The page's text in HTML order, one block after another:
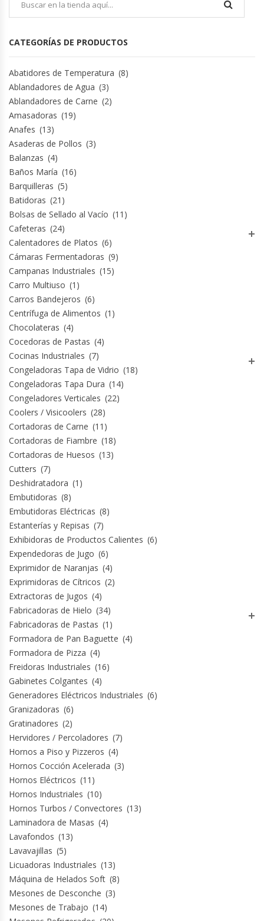
CATEGORÍAS DE PRODUCTOS
Abatidores de Temperatura (8)
Ablandadores de Agua (3)
Ablandadores de Carne (2)
Amasadoras (19)
Anafes (13)
Asaderas de Pollos (3)
Balanzas (4)
Baños María (16)
Barquilleras (5)
Batidoras (21)
Bolsas de Sellado al Vacío (11)
Cafeteras (24)
Calentadores de Platos (6)
Cámaras Fermentadoras (9)
Campanas Industriales (15)
Carro Multiuso (1)
Carros Bandejeros (6)
Centrífuga de Alimentos (1)
Chocolateras (4)
Cocedoras de Pastas (4)
Cocinas Industriales (7)
Congeladoras Tapa de Vidrio (18)
Congeladoras Tapa Dura (14)
Congeladores Verticales (22)
Coolers / Visicoolers (28)
Cortadoras de Carne (11)
Cortadoras de Fiambre (18)
Cortadoras de Huesos (13)
Cutters (7)
Deshidratadora (1)
Embutidoras (8)
Embutidoras Eléctricas (8)
Estanterías y Repisas (7)
Exhibidoras de Productos Calientes (6)
Expendedoras de Jugo (6)
Exprimidor de Naranjas (4)
Exprimidoras de Cítricos (2)
Extractoras de Jugos (4)
Fabricadoras de Hielo (34)
Fabricadoras de Pastas (1)
Formadora de Pan Baguette (4)
Formadora de Pizza (4)
Freidoras Industriales (16)
Gabinetes Colgantes (4)
Generadores Eléctricos Industriales (6)
Granizadoras (6)
Gratinadores (2)
Hervidores / Percoladores (7)
Hornos a Piso y Pizzeros (4)
Hornos Cocción Acelerada (3)
Hornos Eléctricos (11)
Hornos Industriales (10)
Hornos Turbos / Convectores (13)
Laminadora de Masas (4)
Lavafondos (13)
Lavavajillas (5)
Licuadoras Industriales (13)
Máquina de Helados Soft (8)
Mesones de Desconche (3)
Mesones de Trabajo (14)